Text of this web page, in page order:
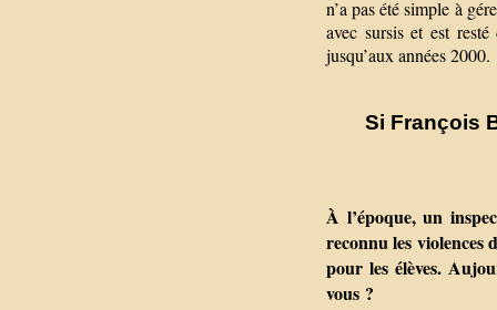
n’a pas été simple à
avec sursis et est
jusqu’aux années 2000.
Si François
À l’époque, un
reconnu les violences
pour les élèves.
vous ?